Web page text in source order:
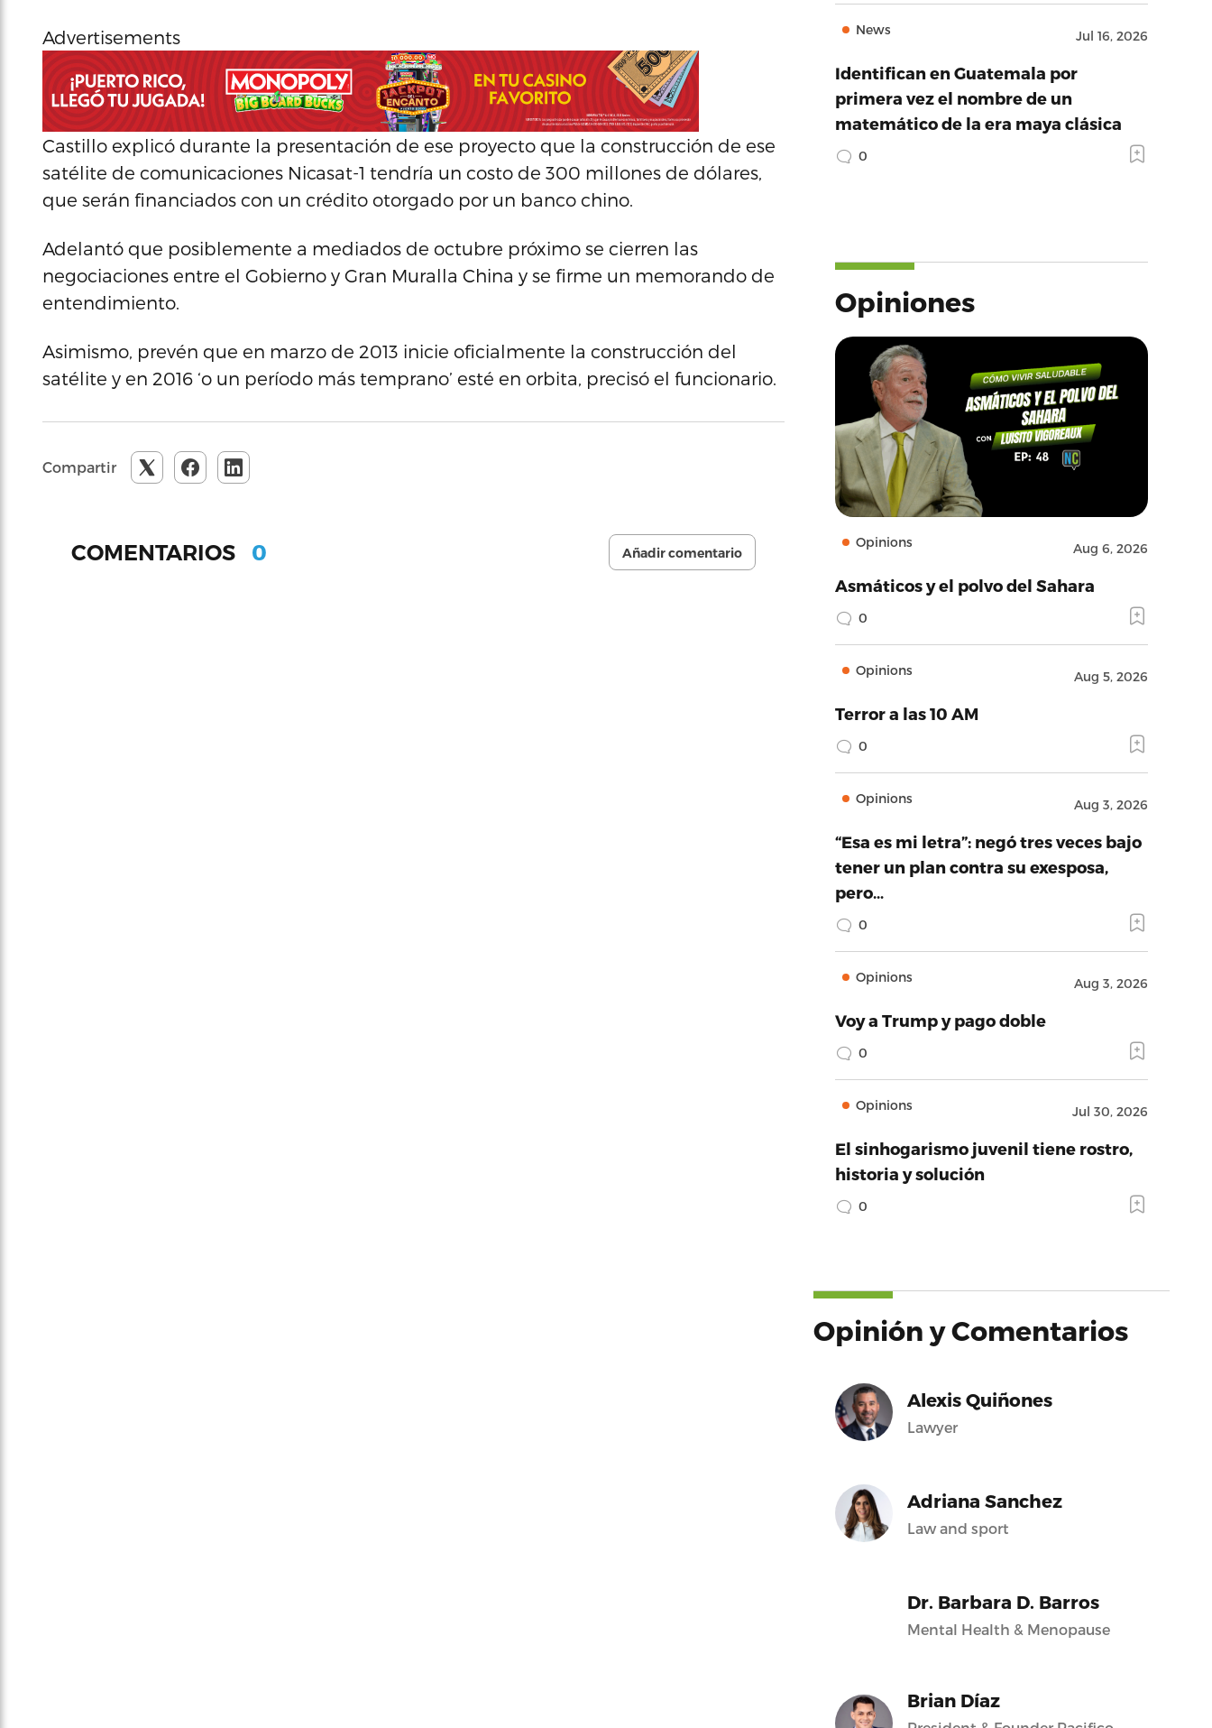
Advertisements
Castillo explicó durante la presentación de ese proyecto que la construcción de ese
satélite de comunicaciones Nicasat-1 tendría un costo de 300 millones de dólares,
que serán financiados con un crédito otorgado por un banco chino.
Adelantó que posiblemente a mediados de octubre próximo se cierren las
negociaciones entre el Gobierno y Gran Muralla China y se firme un memorando de
entendimiento.
Asimismo, prevén que en marzo de 2013 inicie oficialmente la construcción del
satélite y en 2016 ‘o un período más temprano’ esté en orbita, precisó el funcionario.
Compartir
COMENTARIOS 0 Añadir comentario
News Jul 16, 2026
Identifican en Guatemala por
primera vez el nombre de un
matemático de la era maya clásica
0
Opiniones
Opinions Aug 6, 2026
Asmáticos y el polvo del Sahara
0
Opinions Aug 5, 2026
Terror a las 10 AM
0
Opinions Aug 3, 2026
“Esa es mi letra”: negó tres veces bajo
tener un plan contra su exesposa,
pero…
0
Opinions Aug 3, 2026
Voy a Trump y pago doble
0
Opinions Jul 30, 2026
El sinhogarismo juvenil tiene rostro,
historia y solución
0
Opinión y Comentarios
Alexis Quiñones
Lawyer
Adriana Sanchez
Law and sport
Dr. Barbara D. Barros
Mental Health & Menopause
Brian Díaz